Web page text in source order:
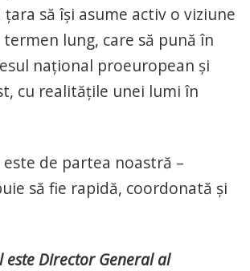
să își asume activ o viziune
lung, care să pună în
național proeuropean și
cu realitățile unei lumi în
de partea noastră –
să fie rapidă, coordonată și
este Director General al